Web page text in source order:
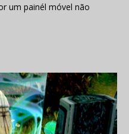
um painél móvel não